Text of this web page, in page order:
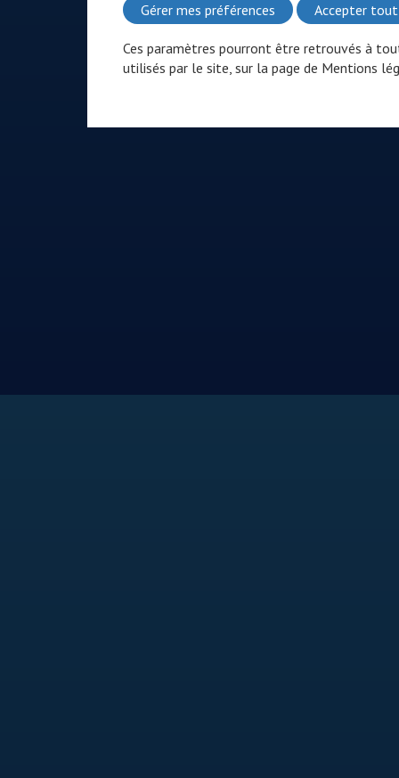
Gérer mes préférences Accepter tout
Ces paramètres pourront être retrouvés à
utilisés par le site, sur la page de Mentions